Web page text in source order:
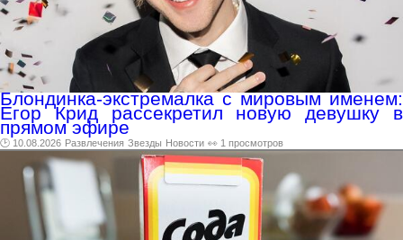
Блондинка-экстремалка с мировым именем:
Егор Крид рассекретил новую девушку в
прямом эфире
🕑 10.08.2026 Развлечения Звезды Новости 👀 1 просмотров